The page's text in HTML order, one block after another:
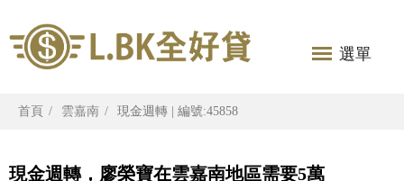
選單
首頁 雲嘉南 現金週轉 | 編號:45858
現金週轉，廖榮寶在雲嘉南地區需要5萬